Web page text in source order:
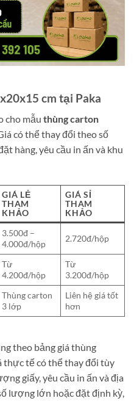
cm tại Paka
cho mẫu thùng carton
có thể thay đổi theo số
hàng, yêu cầu in ấn và khu
GIÁ LẺ
THAM
KHẢO
GIÁ SỈ
THAM
KHẢO
3.500đ –
4.000đ/hộp
2.720đ/hộp
Từ
4.200đ/hộp
Từ
3.200đ/hộp
Thùng carton
3 lớp
Liên hệ giá tốt
hơn
theo bảng giá thùng
thực tế có thể thay đổi tùy
giấy, yêu cầu in ấn và địa
lượng lớn hoặc đặt định kỳ,